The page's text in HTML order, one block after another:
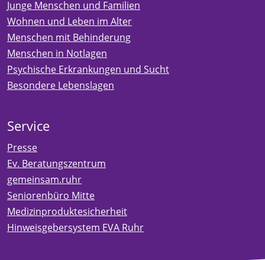
Junge Menschen und Familien
Wohnen und Leben im Alter
Menschen mit Behinderung
Menschen in Notlagen
Psychische Erkrankungen und Sucht
Besondere Lebenslagen
Service
Presse
Ev. Beratungszentrum
gemeinsam.ruhr
Seniorenbüro Mitte
Medizinproduktesicherheit
Hinweisgebersystem EVA Ruhr